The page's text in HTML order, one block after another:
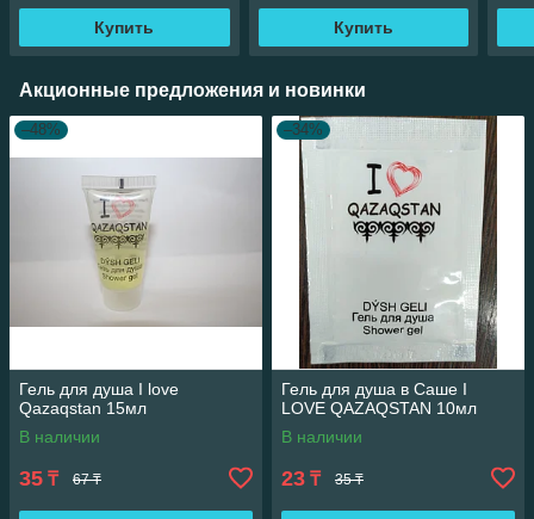
Купить Купить
Акционные предложения и новинки
–48%
Гель для душа I love
Qazaqstan 15мл
В наличии
35 ₸ 67 ₸
–34%
Гель для душа в Саше I
LOVE QAZAQSTAN 10мл
В наличии
23 ₸ 35 ₸